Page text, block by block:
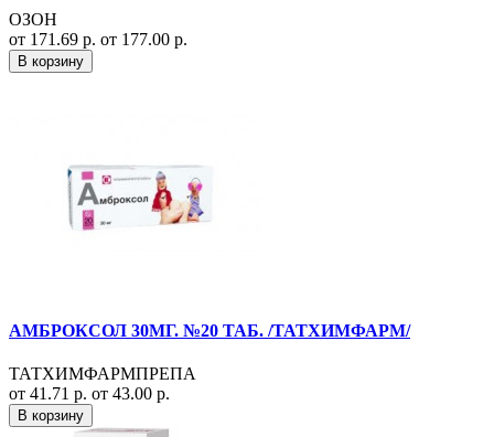
ОЗОН
от 171.69 р. от 177.00 р.
В корзину
АМБРОКСОЛ 30МГ. №20 ТАБ. /ТАТХИМФАРМ/
ТАТХИМФАРМПРЕПА
от 41.71 р. от 43.00 р.
В корзину